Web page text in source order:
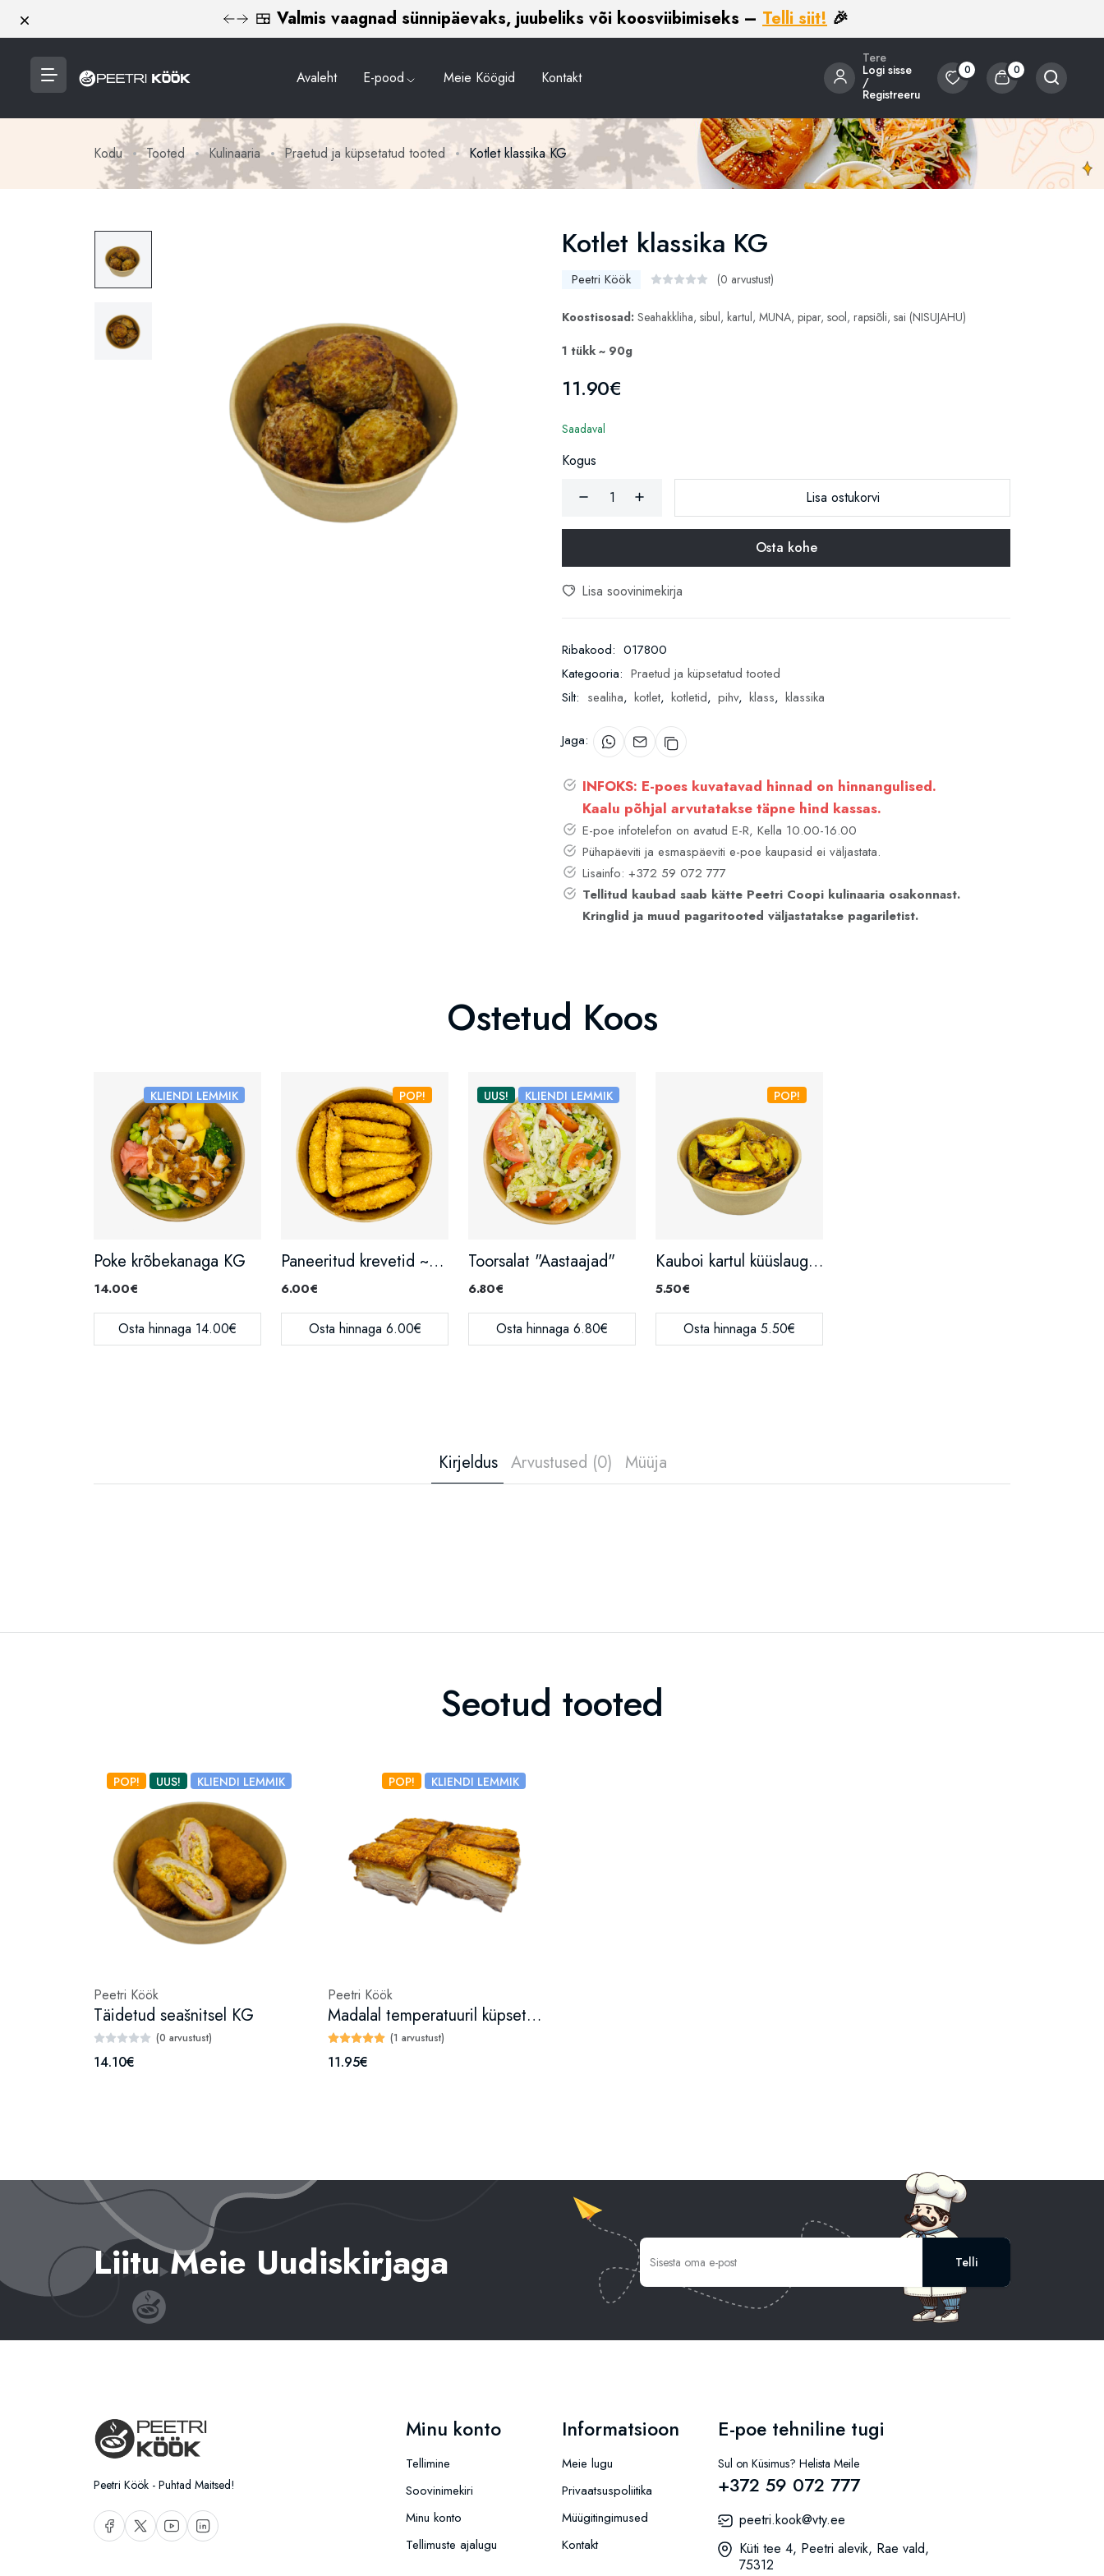
🥨🍓Magusad ja soolased kringlid – leia oma lemmik ningtelli siit!🥨
Loobu
Avaleht E-pood Meie Köögid Kontakt
Tere
Logi sisse
/
Registreeru
0 0
Kodu Tooted Kulinaaria Praetud ja küpsetatud tooted Kotlet klassika KG
Kotlet klassika KG
Peetri Köök (0 arvustust)
Koostisosad: Seahakkliha, sibul, kartul, MUNA, pipar, sool, rapsiõli, sai (NISUJAHU)
1 tükk ~ 90g
11.90€
Saadaval
Kogus
Lisa ostukorvi
Osta kohe
Lisa soovinimekirja
Ribakood: 017800
Kategooria: Praetud ja küpsetatud tooted
Silt: sealiha, kotlet, kotletid, pihv, klass, klassika
Jaga:
INFOKS: E-poes kuvatavad hinnad on hinnangulised.
Kaalu põhjal arvutatakse täpne hind kassas.
E-poe infotelefon on avatud E-R, Kella 10.00-16.00
Pühapäeviti ja esmaspäeviti e-poe kaupasid ei väljastata.
Lisainfo: +372 59 072 777
Tellitud kaubad saab kätte Peetri Coopi kulinaaria osakonnast.
Kringlid ja muud pagaritooted väljastatakse pagariletist.
Ostetud Koos
KLIENDI LEMMIK
Poke krõbekanaga KG
14.00€
Osta hinnaga 14.00€
POP!
Paneeritud krevetid ~300g
6.00€
Osta hinnaga 6.00€
UUS! KLIENDI LEMMIK
Toorsalat "Aastaajad"
6.80€
Osta hinnaga 6.80€
POP!
Kauboi kartul küüslauguga KG
5.50€
Osta hinnaga 5.50€
Kirjeldus Arvustused (0) Müüja
Seotud tooted
POP! UUS! KLIENDI LEMMIK
Peetri Köök
Täidetud seašnitsel KG
(0 arvustust)
14.10€
POP! KLIENDI LEMMIK
Peetri Köök
Madalal temperatuuril küpsetatud seakülg KG
(1 arvustust)
11.95€
Liitu Meie Uudiskirjaga Telli
Peetri Köök - Puhtad Maitsed!
Minu konto
Tellimine
Soovinimekiri
Minu konto
Tellimuste ajalugu
Informatsioon
Meie lugu
Privaatsuspoliitika
Müügitingimused
Kontakt
E-poe tehniline tugi
Sul on Küsimus? Helista Meile
+372 59 072 777
peetri.kook@vty.ee
Küti tee 4, Peetri alevik, Rae vald,
75312